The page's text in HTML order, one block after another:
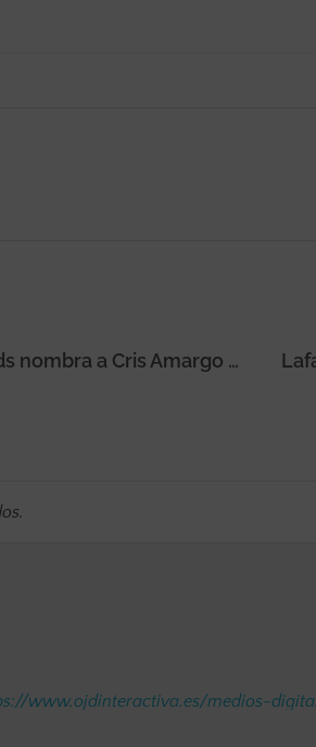
Samsung Ads nombra a Cris Amargo nueva Head de Agencias y Nuevos Negocios de Latinoamérica
www.ojdinteractiva.es/medios-